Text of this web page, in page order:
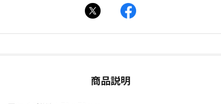
商品説明